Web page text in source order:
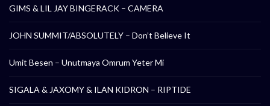
GIMS & LIL JAY BINGERACK – CAMERA
JOHN SUMMIT/ABSOLUTELY – Don’t Believe It
Umit Besen – Unutmaya Omrum Yeter Mi
SIGALA & JAXOMY & ILAN KIDRON – RIPTIDE